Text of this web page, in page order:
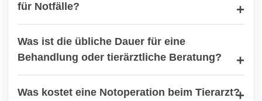
für Notfälle?
Was ist die übliche Dauer für eine
Behandlung oder tierärztliche Beratung?
Was kostet eine Notoperation beim Tierarzt?